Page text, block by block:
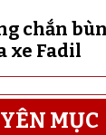
chắn
xe Fadil
MỤC